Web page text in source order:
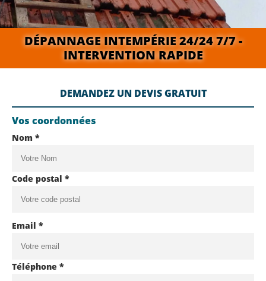
DÉPANNAGE INTEMPÉRIE 24/24 7/7 -
INTERVENTION RAPIDE
DEMANDEZ UN DEVIS GRATUIT
Vos coordonnées
Nom *
Code postal *
Email *
Téléphone *